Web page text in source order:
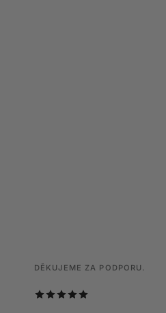
DĚKUJEME ZA PODPORU.
DĚKUJEME ZA PODPORU.